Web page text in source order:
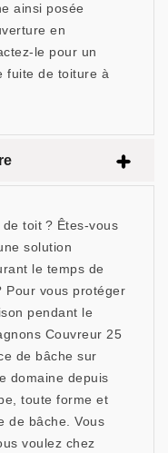
ainsi posée
en
le pour un
fuite de toiture à
toit ? Êtes-vous
solution
le temps de
Pour vous protéger
pendant le
Couvreur 25
de bâche sur
domaine depuis
toute forme et
de bâche. Vous
voulez chez